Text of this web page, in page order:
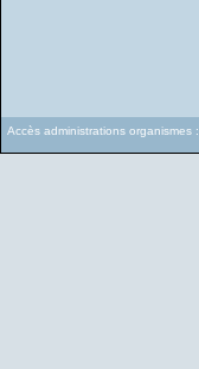
Accès administrations organismes :